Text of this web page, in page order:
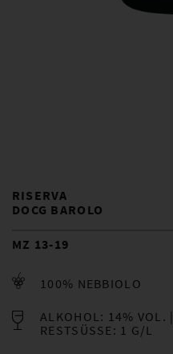
RISERVA
DOCG BAROLO
MZ 13-19
100% NEBBIOLO
ALKOHOL: 14% VOL.
RESTSÜSSE: 1 G/L